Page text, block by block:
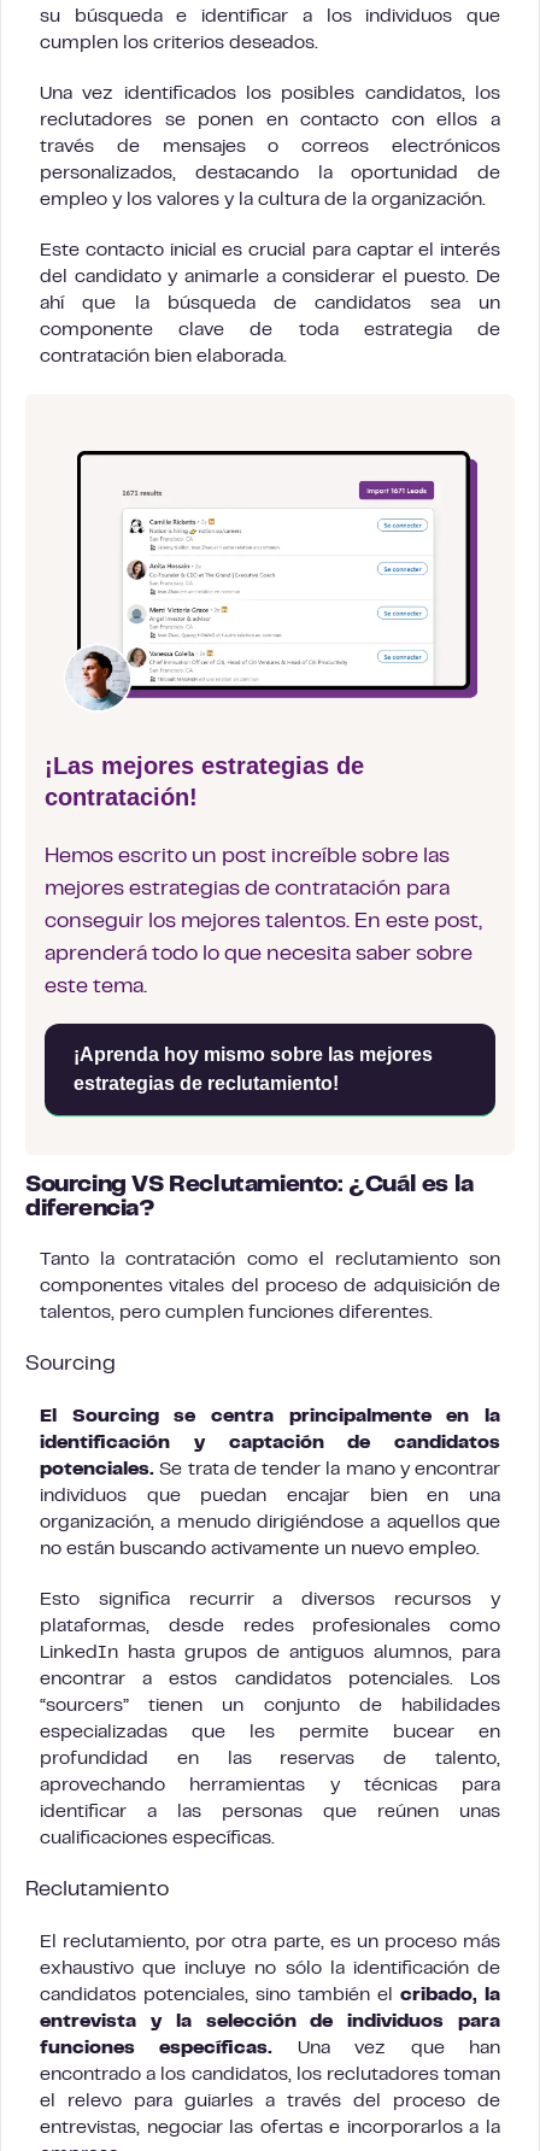
su búsqueda e identificar a los individuos que
cumplen los criterios deseados.
Una vez identificados los posibles candidatos, los
reclutadores se ponen en contacto con ellos a
través de mensajes o correos electrónicos
personalizados, destacando la oportunidad de
empleo y los valores y la cultura de la organización.
Este contacto inicial es crucial para captar el interés
del candidato y animarle a considerar el puesto. De
ahí que la búsqueda de candidatos sea un
componente clave de toda estrategia de
contratación bien elaborada.
¡Las mejores estrategias de
contratación!
Hemos escrito un post increíble sobre las
mejores estrategias de contratación para
conseguir los mejores talentos. En este post,
aprenderá todo lo que necesita saber sobre
este tema.
¡Aprenda hoy mismo sobre las mejores
estrategias de reclutamiento!
Sourcing VS Reclutamiento: ¿Cuál es la
diferencia?
Tanto la contratación como el reclutamiento son
componentes vitales del proceso de adquisición de
talentos, pero cumplen funciones diferentes.
Sourcing
El Sourcing se centra principalmente en la
identificación y captación de candidatos
potenciales.Se trata de tender la mano y encontrar
individuos que puedan encajar bien en una
organización, a menudo dirigiéndose a aquellos que
no están buscando activamente un nuevo empleo.
Esto significa recurrir a diversos recursos y
plataformas, desde redes profesionales como
LinkedIn hasta grupos de antiguos alumnos, para
encontrar a estos candidatos potenciales. Los
“sourcers” tienen un conjunto de habilidades
especializadas que les permite bucear en
profundidad en las reservas de talento,
aprovechando herramientas y técnicas para
identificar a las personas que reúnen unas
cualificaciones específicas.
Reclutamiento
El reclutamiento, por otra parte, es un proceso más
exhaustivo que incluye no sólo la identificación de
candidatos potenciales, sino también el
cribado, la
entrevista y la selección de individuos para
funciones específicas. Una vez que han
encontrado a los candidatos, los reclutadores toman
el relevo para guiarles a través del proceso de
entrevistas, negociar las ofertas e incorporarlos a la